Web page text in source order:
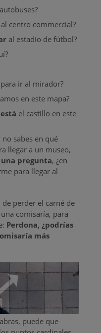
centro commercial?
al estadio de fútbol?
ir al mirador?
en este mapa?
el castillo en este
sabes en qué
llegar a un museo,
una pregunta, ¿en
para llegar al
perder el carné de
comisaría, para
Perdona, ¿podrías
más
puede que